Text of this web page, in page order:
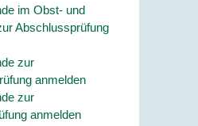
im Obst- und
Abschlussprüfung
zur
anmelden
zur
anmelden